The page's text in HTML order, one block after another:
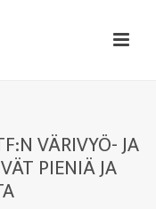
VÄRIVYÖ- JA
PIENIÄ JA